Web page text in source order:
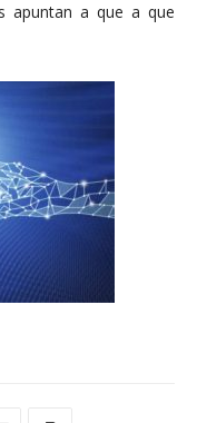
apuntan a que a que